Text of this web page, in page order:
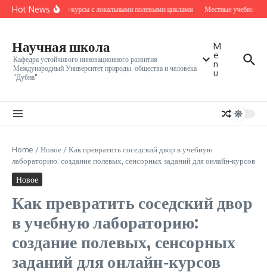
Перейти к содержанию
Hot NewsОнлайн-курсы с локальными полевыми циклами Местные учебные
Научная школа
Кафедра устойчивого инновационного развития
Международный Университет природы, общества и человека
"Дубна"
M
e
n
u
Home /Новое /Как превратить соседский двор в учебную
лабораторию: создание полевых, сенсорных заданий для онлайн‑курсов
Новое
Как превратить соседский двор
в учебную лабораторию:
создание полевых, сенсорных
заданий для онлайн‑курсов